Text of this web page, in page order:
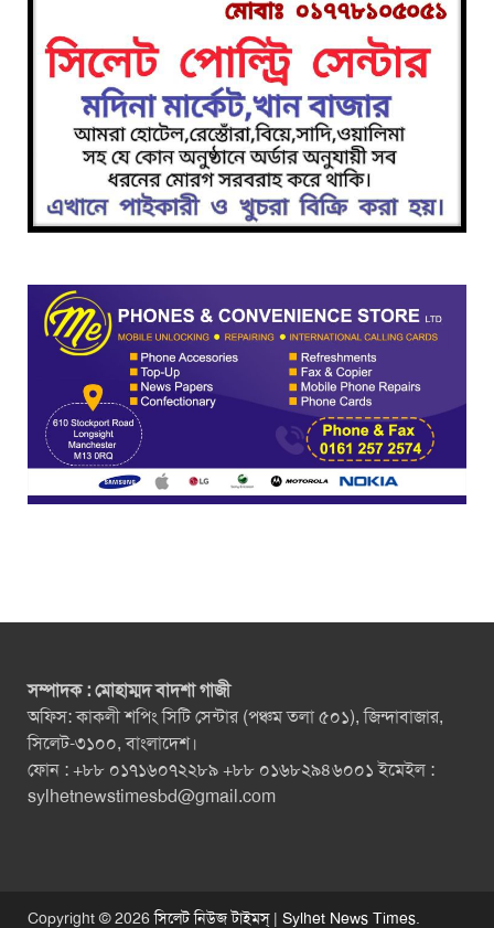
সম্পাদক : মোহাম্মদ বাদশা গাজী
অফিস: কাকলী শপিং সিটি সেন্টার (পঞ্চম তলা ৫০১), জিন্দাবাজার,
সিলেট-৩১০০, বাংলাদেশ।
ফোন : +৮৮ ০১৭১৬০৭২২৮৯ +৮৮ ০১৬৮২৯৪৬০০১ ইমেইল :
sylhetnewstimesbd@gmail.com
Copyright © 2026সিলেট নিউজ টাইমস্ | Sylhet News Times.